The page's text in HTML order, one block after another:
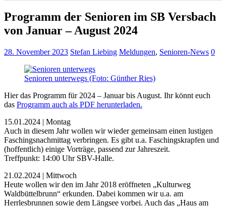
Programm der Senioren im SB Versbach
von Januar – August 2024
28. November 2023 Stefan Liebing Meldungen, Senioren-News 0
Senioren unterwegs (Foto: Günther Ries)
Hier das Programm für 2024 – Januar bis August. Ihr könnt euch
das Programm auch als PDF herunterladen.
15.01.2024 | Montag
Auch in diesem Jahr wollen wir wieder gemeinsam einen lustigen
Faschingsnachmittag verbringen. Es gibt u.a. Faschingskrapfen und
(hoffentlich) einige Vorträge, passend zur Jahreszeit.
Treffpunkt: 14:00 Uhr SBV-Halle.
21.02.2024 | Mittwoch
Heute wollen wir den im Jahr 2018 eröffneten „Kulturweg
Waldbüttelbrunn“ erkunden. Dabei kommen wir u.a. am
Herrlesbrunnen sowie dem Längsee vorbei. Auch das „Haus am